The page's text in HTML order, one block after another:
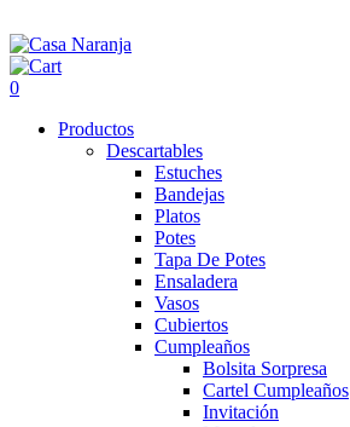
0
Productos
Descartables
Estuches
Bandejas
Platos
Potes
Tapa De Potes
Ensaladera
Vasos
Cubiertos
Cumpleaños
Bolsita Sorpresa
Cartel Cumpleaños
Invitación